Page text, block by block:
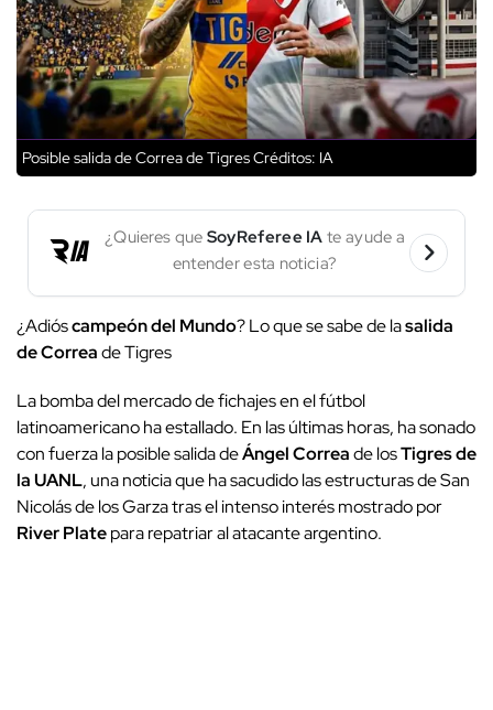
Posible salida de Correa de TigresCréditos: IA
¿Quieres que SoyReferee IA te ayude a
entender esta noticia?
¿Adióscampeón del Mundo? Lo que se sabe de lasalida
de Correade Tigres
La bomba del mercado de fichajes en el fútbol
latinoamericano ha estallado. En las últimas horas, ha sonado
con fuerza la posible salida deÁngel Correade losTigres de
la UANL, una noticia que ha sacudido las estructuras de San
Nicolás de los Garza tras el intenso interés mostrado por
River Platepara repatriar al atacante argentino.